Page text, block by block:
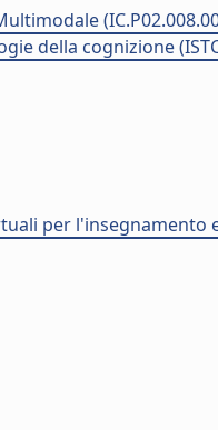
della cognizione
per l'insegnamento